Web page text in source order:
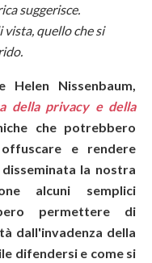
suggerisce.
quello che si
Nissenbaum,
della privacy e della
che potrebbero
e rendere
la nostra
alcuni semplici
permettere di
dall'invadenza della
difendersi e come si